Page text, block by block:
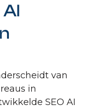
van
in
SEO AI